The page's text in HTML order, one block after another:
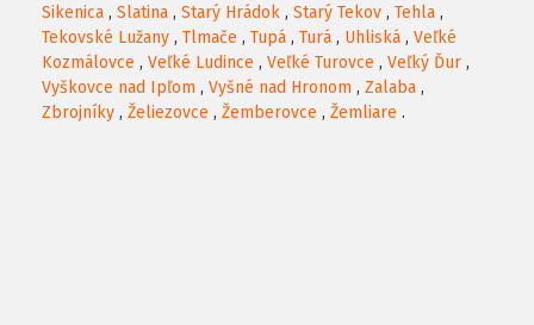
Sikenica , Slatina , Starý Hrádok , Starý Tekov , Tehla ,
Tekovské Lužany , Tlmače , Tupá , Turá , Uhliská , Veľké
Kozmálovce , Veľké Ludince , Veľké Turovce , Veľký Ďur ,
Vyškovce nad Ipľom , Vyšné nad Hronom , Zalaba ,
Zbrojníky , Želiezovce , Žemberovce , Žemliare .